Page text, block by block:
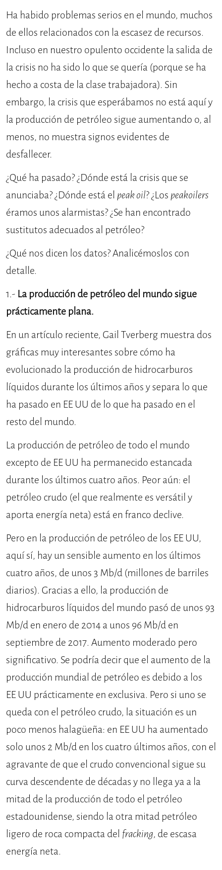
Ha habido problemas serios en el mundo, muchos
de ellos relacionados con la escasez de recursos.
Incluso en nuestro opulento occidente la salida de
la crisis no ha sido lo que se quería (porque se ha
hecho a costa de la clase trabajadora). Sin
embargo, la crisis que esperábamos no está aquí y
la producción de petróleo sigue aumentando o, al
menos, no muestra signos evidentes de
desfallecer.
¿Qué ha pasado? ¿Dónde está la crisis que se
anunciaba? ¿Dónde está el peak oil? ¿Los peakoilers
éramos unos alarmistas? ¿Se han encontrado
sustitutos adecuados al petróleo?
¿Qué nos dicen los datos? Analicémoslos con
detalle.
1.- La producción de petróleo del mundo sigue
prácticamente plana.
En un artículo reciente, Gail Tverberg muestra dos
gráficas muy interesantes sobre cómo ha
evolucionado la producción de hidrocarburos
líquidos durante los últimos años y separa lo que
ha pasado en EE UU de lo que ha pasado en el
resto del mundo.
La producción de petróleo de todo el mundo
excepto de EE UU ha permanecido estancada
durante los últimos cuatro años. Peor aún: el
petróleo crudo (el que realmente es versátil y
aporta energía neta) está en franco declive.
Pero en la producción de petróleo de los EE UU,
aquí sí, hay un sensible aumento en los últimos
cuatro años, de unos 3 Mb/d (millones de barriles
diarios). Gracias a ello, la producción de
hidrocarburos líquidos del mundo pasó de unos 93
Mb/d en enero de 2014 a unos 96 Mb/d en
septiembre de 2017. Aumento moderado pero
significativo. Se podría decir que el aumento de la
producción mundial de petróleo es debido a los
EE UU prácticamente en exclusiva. Pero si uno se
queda con el petróleo crudo, la situación es un
poco menos halagüeña: en EE UU ha aumentado
solo unos 2 Mb/d en los cuatro últimos años, con el
agravante de que el crudo convencional sigue su
curva descendente de décadas y no llega ya a la
mitad de la producción de todo el petróleo
estadounidense, siendo la otra mitad petróleo
ligero de roca compacta del fracking, de escasa
energía neta.